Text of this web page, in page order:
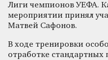
Лиги чемпионов УЕФА.
мероприятии принял
Матвей Сафонов.
В ходе тренировки
отработке